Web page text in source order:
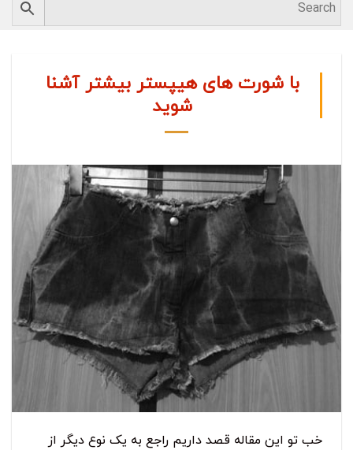
با شورت های هیپستر بیشتر آشنا
شوید
خب تو این مقاله قصد داریم راجع به یک نوع دیگر از